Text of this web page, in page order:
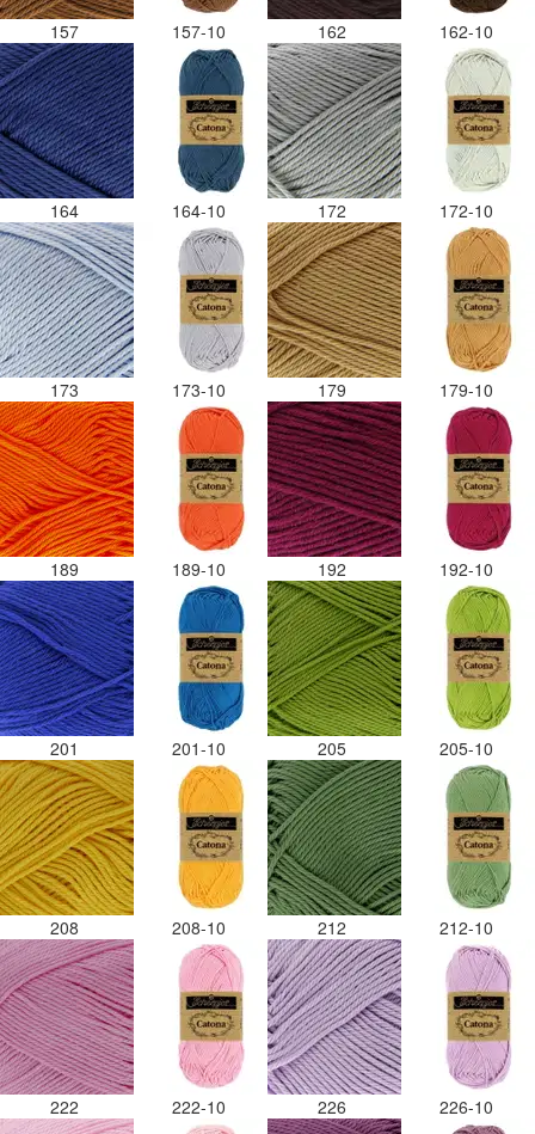
157 157-10 162 162-10
164 164-10 172 172-10
173 173-10 179 179-10
189 189-10 192 192-10
201 201-10 205 205-10
208 208-10 212 212-10
222 222-10 226 226-10